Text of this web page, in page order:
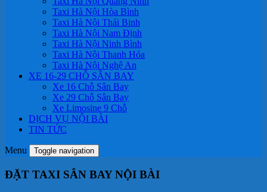
Taxi Hà Nội Hòa Bình
Taxi Hà Nội Thái Binh
Taxi Hà Nội Nam Định
Taxi Hà Nội Ninh Bình
Taxi Hà Nội Thanh Hóa
Taxi Hà Nội Nghệ An
XE 16-29 CHỖ SÂN BAY
Xe 16 Chỗ Sân Bay
Xe 29 Chỗ Sân Bay
Xe Limosine 9 Chỗ
DỊCH VỤ NỘI BÀI
TIN TỨC
Menu Toggle navigation
ĐẶT TAXI SÂN BAY NỘI BÀI